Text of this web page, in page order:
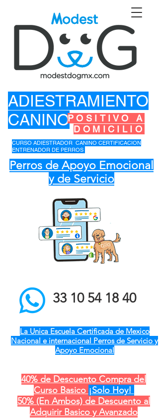
ADIESTRAMIENTO
CANINOPOSITIVO A
DOMICILIO
Perros de Apoyo Emocional
y de Servicio
el mejor entrenador de
perros a domicilio qro ver
pue gdl cdmx mty cdmx
modest dog adiestramiento
33 10 54 18 40
La Unica Escuela Certificada de Mexico
Nacional e internacional Perros de Servicio y
Apoyo Emocional
40% de Descuento Compra del
Curso Basico ¡Solo Hoy!
50% (En Ambos) de Descuento al
Adquirir Basico y Avanzado
CURSO ADIESTRADOR CANINO CERTIFICACION
ENTRENADOR DE PERROS